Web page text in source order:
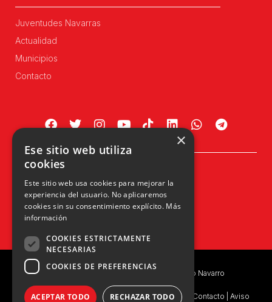
Juventudes Navarras
Actualidad
Municipios
Contacto
31002 Pamplona, Navarra
info@upn.org · 948 223 402
Copyright © 2026 UPN | Unión del Pueblo Navarro
Política de privacidad |Política de Privacidad de Contacto Aviso
×
Ese sitio web utiliza
cookies
Este sitio web usa cookies para mejorar la
experiencia del usuario. No aplicaremos
cookies sin su consentimiento explícito. Más
información
COOKIES ESTRICTAMENTE
NECESARIAS
COOKIES DE PREFERENCIAS
ACEPTAR TODO RECHAZAR TODO